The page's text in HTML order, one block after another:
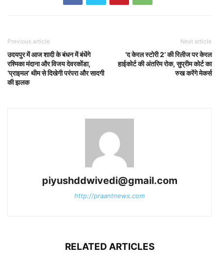
Previous article
उदयपुर में आज शादी के बंधन में बंधेंगे
रश्मिका मंदाना और विजय देवरकोंडा,
‘प्राइमल’ थीम से दिखेगी परंपरा और सादगी
की झलक
Next article
‘द केरल स्टोरी 2’ की रिलीज पर केरल
हाईकोर्ट की अंतरिम रोक, सुप्रीम कोर्ट का
रुख करेंगे मेकर्स
piyushddwivedi@gmail.com
http://praantnews.com
RELATED ARTICLES